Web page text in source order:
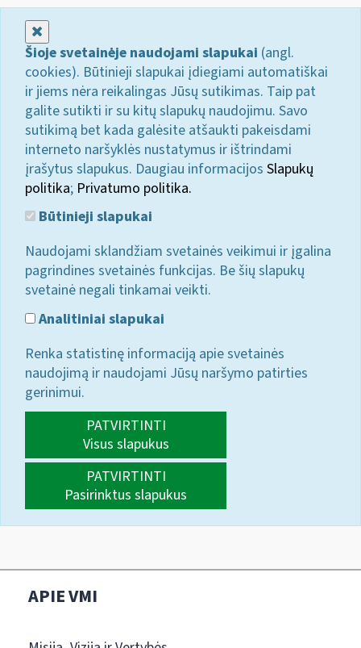
Šioje svetainėje naudojami slapukai (angl.
cookies). Būtinieji slapukai įdiegiami automatiškai
ir jiems nėra reikalingas Jūsų sutikimas. Taip pat
galite sutikti ir su kitų slapukų naudojimu. Savo
sutikimą bet kada galėsite atšaukti pakeisdami
interneto naršyklės nustatymus ir ištrindami
įrašytus slapukus. Daugiau informacijos Slapukų
politika; Privatumo politika.
Būtinieji slapukai
Naudojami sklandžiam svetainės veikimui ir įgalina
pagrindines svetainės funkcijas. Be šių slapukų
svetainė negali tinkamai veikti.
Analitiniai slapukai
Renka statistinę informaciją apie svetainės
naudojimą ir naudojami Jūsų naršymo patirties
gerinimui.
PATVIRTINTI
Visus slapukus
PATVIRTINTI
Pasirinktus slapukus
APIE VMI